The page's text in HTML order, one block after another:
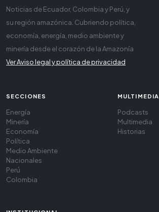
Noticias de Ecuador, Colombia y Perú, y
su región amazónica. Cubriendo política,
economía, energía, medio ambiente y
minería desde el corazón de la Amazonía
Ver Aviso legal y política de privacidad
SECCIONES
Energía
Minería
Economía
Política
Medio Ambiente
Nacionales
Perú
Colombia
MULTIMEDIA
Podcasts
Multimedia
Historias